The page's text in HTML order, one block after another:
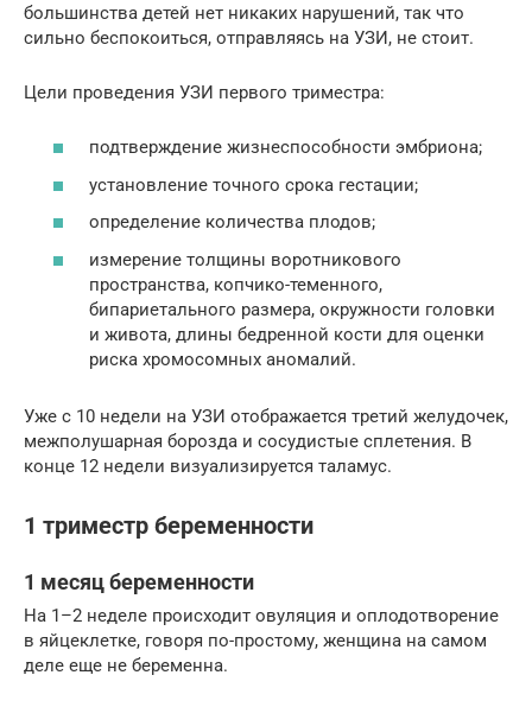
большинства детей нет никаких нарушений, так что
сильно беспокоиться, отправляясь на УЗИ, не стоит.
Цели проведения УЗИ первого триместра:
подтверждение жизнеспособности эмбриона;
установление точного срока гестации;
определение количества плодов;
измерение толщины воротникового
пространства, копчико-теменного,
бипариетального размера, окружности головки
и живота, длины бедренной кости для оценки
риска хромосомных аномалий.
Уже с 10 недели на УЗИ отображается третий желудочек,
межполушарная борозда и сосудистые сплетения. В
конце 12 недели визуализируется таламус.
1 триместр беременности
1 месяц беременности
На 1–2 неделе происходит овуляция и оплодотворение
в яйцеклетке, говоря по-простому, женщина на самом
деле еще не беременна.